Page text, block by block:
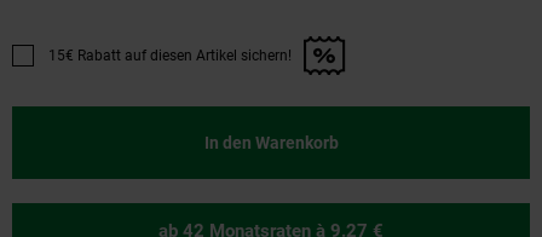
Promotion "15€ Rabatt auf diesen Artikel sichern!" anwenden
15€ Rabatt auf diesen Artikel sichern!
In den Warenkorb
ab 42 Monatsraten à 9.27 €